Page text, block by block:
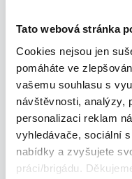
Tato webová stránka
Cookies nejsou jen
pomáháte ve
vašemu souhlasu s
návštěvnosti, analýzy,
personalizaci reklam
vyhledávače, sociální
nabídky a zvyšujete
práci/brigádu.
Obsluha
skládáte,
29 500 - 33 500 Kč/
Pragolematik s.r.o. •